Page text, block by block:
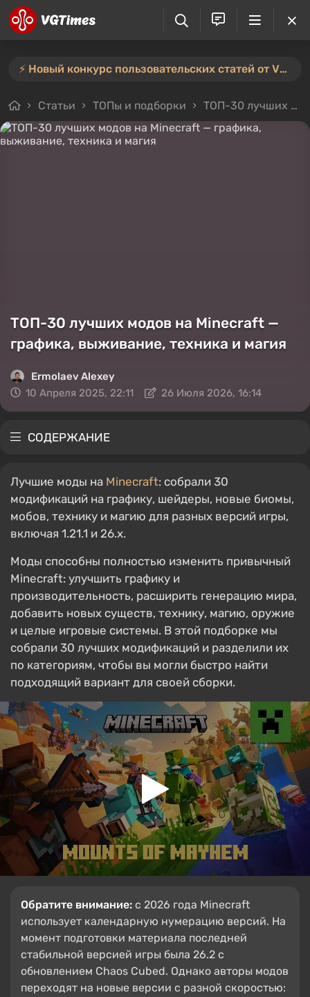
⚡️ Новый конкурс пользовательских статей от VGTimes — участвуйте тут ⚡️
Статьи ТОПы и подборки ТОП-30 лучших модов на Minecraft — графика, выживание, техника и магия
ТОП-30 лучших модов на Minecraft —
графика, выживание, техника и магия
Ermolaev Alexey
10 Апреля 2025, 22:11
26 Июля 2026, 16:14
СОДЕРЖАНИЕ
Лучшие моды на Minecraft: собрали 30
модификаций на графику, шейдеры, новые биомы,
мобов, технику и магию для разных версий игры,
включая 1.21.1 и 26.x.
Моды способны полностью изменить привычный
Minecraft: улучшить графику и
производительность, расширить генерацию мира,
добавить новых существ, технику, магию, оружие
и целые игровые системы. В этой подборке мы
собрали 30 лучших модификаций и разделили их
по категориям, чтобы вы могли быстро найти
подходящий вариант для своей сборки.
Обратите внимание: с 2026 года Minecraft
использует календарную нумерацию версий. На
момент подготовки материала последней
стабильной версией игры была 26.2 с
обновлением Chaos Cubed. Однако авторы модов
переходят на новые версии с разной скоростью: